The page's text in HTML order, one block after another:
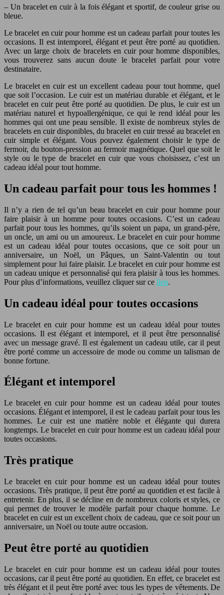
– Un bracelet en cuir à la fois élégant et sportif, de couleur grise ou
bleue.
Le bracelet en cuir pour homme est un cadeau parfait pour toutes les
occasions. Il est intemporel, élégant et peut être porté au quotidien.
Avec un large choix de bracelets en cuir pour homme disponibles,
vous trouverez sans aucun doute le bracelet parfait pour votre
destinataire.
Le bracelet en cuir est un excellent cadeau pour tout homme, quel
que soit l’occasion. Le cuir est un matériau durable et élégant, et le
bracelet en cuir peut être porté au quotidien. De plus, le cuir est un
matériau naturel et hypoallergénique, ce qui le rend idéal pour les
hommes qui ont une peau sensible. Il existe de nombreux styles de
bracelets en cuir disponibles, du bracelet en cuir tressé au bracelet en
cuir simple et élégant. Vous pouvez également choisir le type de
fermoir, du bouton-pression au fermoir magnétique. Quel que soit le
style ou le type de bracelet en cuir que vous choisissez, c’est un
cadeau idéal pour tout homme.
Un cadeau parfait pour tous les hommes !
Il n’y a rien de tel qu’un beau bracelet en cuir pour homme pour
faire plaisir à un homme pour toutes occasions. C’est un cadeau
parfait pour tous les hommes, qu’ils soient un papa, un grand-père,
un oncle, un ami ou un amoureux. Le bracelet en cuir pour homme
est un cadeau idéal pour toutes occasions, que ce soit pour un
anniversaire, un Noël, un Pâques, un Saint-Valentin ou tout
simplement pour lui faire plaisir. Le bracelet en cuir pour homme est
un cadeau unique et personnalisé qui fera plaisir à tous les hommes.
Pour plus d’informations, veuillez cliquer sur ce lien.
Un cadeau idéal pour toutes occasions
Le bracelet en cuir pour homme est un cadeau idéal pour toutes
occasions. Il est élégant et intemporel, et il peut être personnalisé
avec un message gravé. Il est également un cadeau utile, car il peut
être porté comme un accessoire de mode ou comme un talisman de
bonne fortune.
Élégant et intemporel
Le bracelet en cuir pour homme est un cadeau idéal pour toutes
occasions. Élégant et intemporel, il est le cadeau parfait pour tous les
hommes. Le cuir est une matière noble et élégante qui durera
longtemps. Le bracelet en cuir pour homme est un cadeau idéal pour
toutes occasions.
Très pratique
Le bracelet en cuir pour homme est un cadeau idéal pour toutes
occasions. Très pratique, il peut être porté au quotidien et est facile à
entretenir. En plus, il se décline en de nombreux coloris et styles, ce
qui permet de trouver le modèle parfait pour chaque homme. Le
bracelet en cuir est un excellent choix de cadeau, que ce soit pour un
anniversaire, un Noël ou toute autre occasion.
Peut être porté au quotidien
Le bracelet en cuir pour homme est un cadeau idéal pour toutes
occasions, car il peut être porté au quotidien. En effet, ce bracelet est
très élégant et il peut être porté avec tous les types de vêtements. De